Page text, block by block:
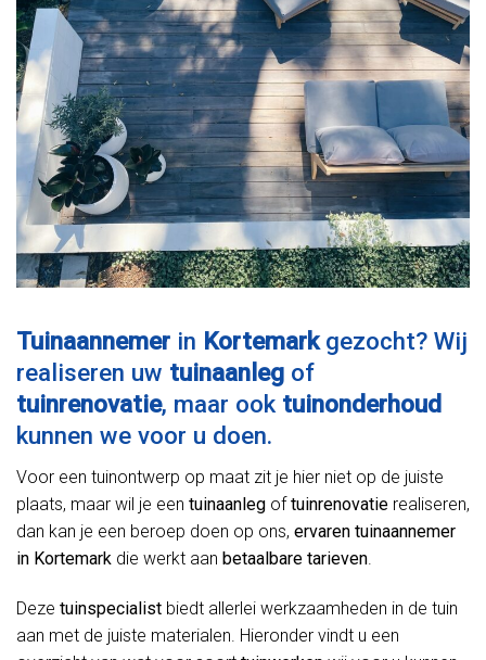
Tuinaannemer in Kortemarkgezocht? Wij
realiseren uw tuinaanleg of
tuinrenovatie, maar ook tuinonderhoud
kunnen we voor u doen.
Voor een tuinontwerp op maat zit je hier niet op de juiste
plaats, maar wil je een tuinaanleg of tuinrenovatie realiseren,
dan kan je een beroep doen op ons, ervaren tuinaannemer
in Kortemark die werkt aan betaalbare tarieven.
Deze tuinspecialist biedt allerlei werkzaamheden in de tuin
aan met de juiste materialen. Hieronder vindt u een